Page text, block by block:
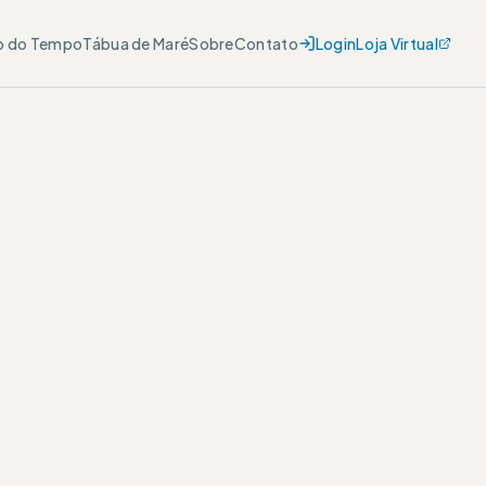
do TempoTábua de MaréSobreContato LoginLoja Virtual